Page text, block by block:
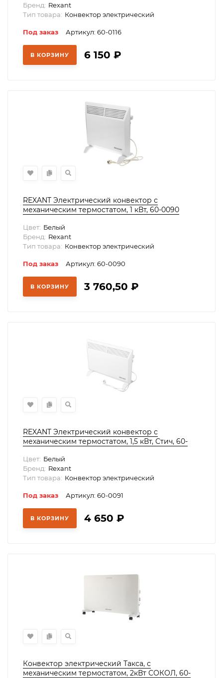
Бренд: Rexant
Тип товара: Конвектор электрический
Под заказ Артикул: 60-0116
В КОРЗИНУ 6 150 ₽
REXANT Электрический конвектор с
механическим термостатом, 1 кВт, 60-0090
Цвет: Белый
Бренд: Rexant
Тип товара: Конвектор электрический
Под заказ Артикул: 60-0090
В КОРЗИНУ 3 760,50 ₽
REXANT Электрический конвектор с
механическим термостатом, 1,5 кВт, Стич, 60-
Цвет: Белый
Бренд: Rexant
Тип товара: Конвектор электрический
Под заказ Артикул: 60-0091
В КОРЗИНУ 4 650 ₽
Конвектор электрический Такса, с
механическим термостатом, 2кВт СОКОЛ, 60-